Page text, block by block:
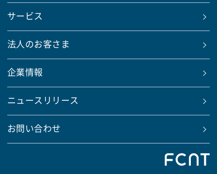
サービス
法人のお客さま
企業情報
ニュースリリース
お問い合わせ